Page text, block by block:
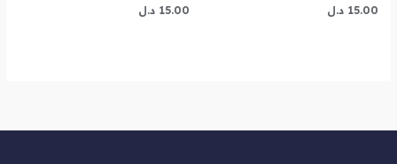
15.00 د.ل 15.00 د.ل